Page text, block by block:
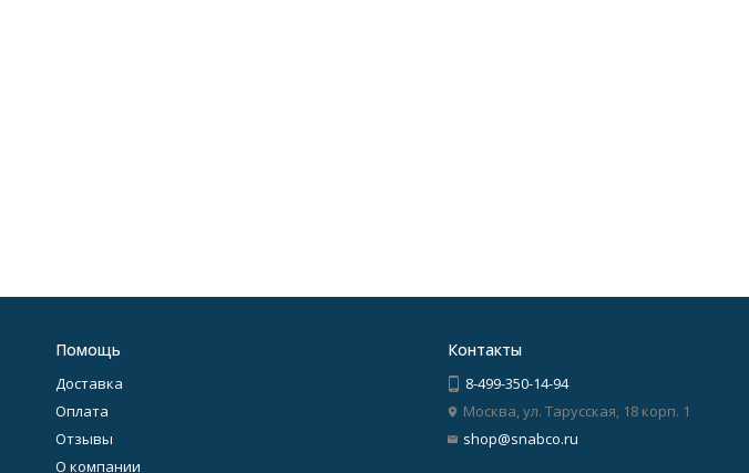
Помощь
Доставка
Оплата
Отзывы
О компании
Контакты
8-499-350-14-94
Москва, ул. Тарусская, 18 корп. 1
shop@snabco.ru